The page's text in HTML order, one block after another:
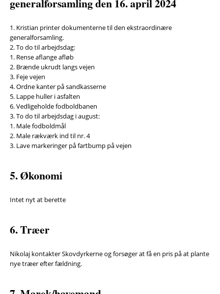
1. Kristian printer dokumenterne til den ekstraordinære
generalforsamling.
2. To do til arbejdsdag:
1. Rense aflange afløb
2. Brænde ukrudt langs vejen
3. Feje vejen
4. Ordne kanter på sandkasserne
5. Lappe huller i asfalten
6. Vedligeholde fodboldbanen
3. To do til arbejdsdag i august:
1. Male fodboldmål
2. Male rækværk ind til nr. 4
3. Lave markeringer på fartbump på vejen
5. Økonomi
Intet nyt at berette
6. Træer
Nikolaj kontakter Skovdyrkerne og forsøger at få en pris på at plante
nye træer efter fældning.